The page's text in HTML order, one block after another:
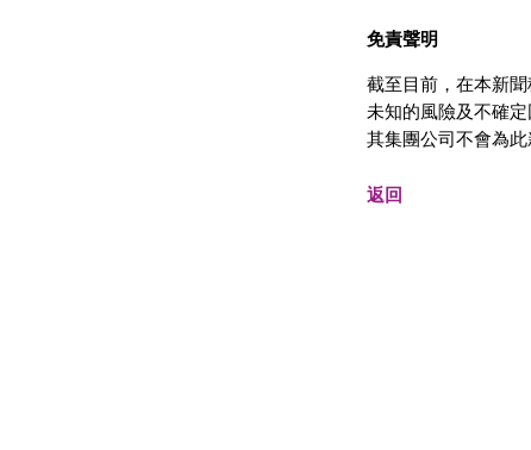
免責聲明
截至目前，在本新
未知的風險及不確
其集團公司不會為
返回